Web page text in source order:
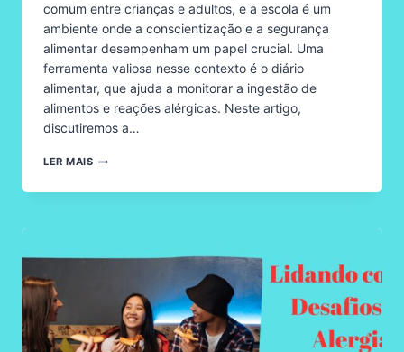
comum entre crianças e adultos, e a escola é um
ambiente onde a conscientização e a segurança
alimentar desempenham um papel crucial. Uma
ferramenta valiosa nesse contexto é o diário
alimentar, que ajuda a monitorar a ingestão de
alimentos e reações alérgicas. Neste artigo,
discutiremos a…
LER MAISALERGIA
ALIMENTAR